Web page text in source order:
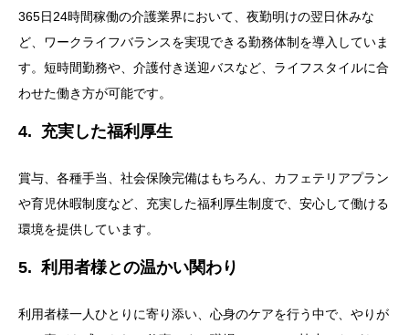
365日24時間稼働の介護業界において、夜勤明けの翌日休みな
ど、ワークライフバランスを実現できる勤務体制を導入していま
す。短時間勤務や、介護付き送迎バスなど、ライフスタイルに合
わせた働き方が可能です。
4. 充実した福利厚生
賞与、各種手当、社会保険完備はもちろん、カフェテリアプラン
や育児休暇制度など、充実した福利厚生制度で、安心して働ける
環境を提供しています。
5. 利用者様との温かい関わり
利用者様一人ひとりに寄り添い、心身のケアを行う中で、やりが